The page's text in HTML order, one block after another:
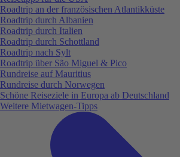
Roadtrip an der französischen Atlantikküste
Roadtrip durch Albanien
Roadtrip durch Italien
Roadtrip durch Schottland
Roadtrip nach Sylt
Roadtrip über São Miguel & Pico
Rundreise auf Mauritius
Rundreise durch Norwegen
Schöne Reiseziele in Europa ab Deutschland
Weitere Mietwagen-Tipps